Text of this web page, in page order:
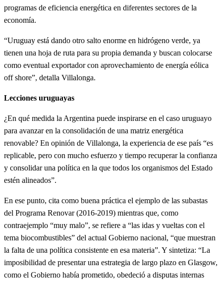
programas de eficiencia energética en diferentes sectores de la
economía.
“Uruguay está dando otro salto enorme en hidrógeno verde, ya
tienen una hoja de ruta para su propia demanda y buscan colocarse
como eventual exportador con aprovechamiento de energía eólica
off shore”, detalla Villalonga.
Lecciones uruguayas
¿En qué medida la Argentina puede inspirarse en el caso uruguayo
para avanzar en la consolidación de una matriz energética
renovable? En opinión de Villalonga, la experiencia de ese país “es
replicable, pero con mucho esfuerzo y tiempo recuperar la confianza
y consolidar una política en la que todos los organismos del Estado
estén alineados”.
En ese punto, cita como buena práctica el ejemplo de las subastas
del Programa Renovar (2016-2019) mientras que, como
contraejemplo “muy malo”, se refiere a “las idas y vueltas con el
tema biocombustibles” del actual Gobierno nacional, “que muestran
la falta de una política consistente en esa materia”. Y sintetiza: “La
imposibilidad de presentar una estrategia de largo plazo en Glasgow,
como el Gobierno había prometido, obedeció a disputas internas